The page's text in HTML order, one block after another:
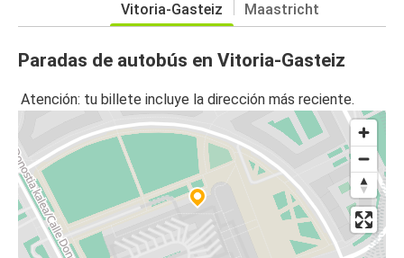
Vitoria-Gasteiz Maastricht
Paradas de autobús en Vitoria-Gasteiz
Atención: tu billete incluye la dirección más reciente.